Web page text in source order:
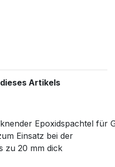
Artikels
Epoxidspachtel
Einsatz bei der
zu 20 mm dick